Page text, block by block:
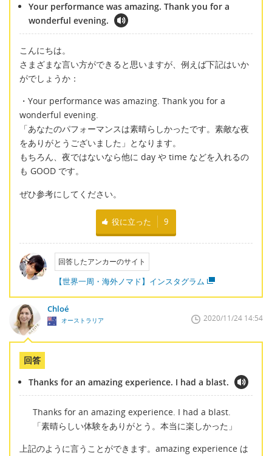
Your performance was amazing. Thank you for a
wonderful evening.
こんにちは。
さまざまな言い方ができると思いますが、例えば下記はいか
がでしょうか：
・Your performance was amazing. Thank you for a
wonderful evening.
「あなたのパフォーマンスは素晴らしかったです。素敵な夜
をありがとうございました」となります。
もちろん、夜ではないなら他に day や time などを入れるの
も GOOD です。
ぜひ参考にしてください。
役に立った 9
回答したアンカーのサイト
【世界一周・海外ノマド】インスタグラム
Chloé
オーストラリア 2020/11/24 14:54
回答
Thanks for an amazing experience. I had a blast.
Thanks for an amazing experience. I had a blast.
「素晴らしい体験をありがとう。本当に楽しかった」
上記のように言うことができます。amazing experience は